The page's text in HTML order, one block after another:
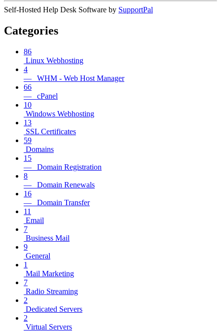
Self-Hosted Help Desk Software by SupportPal
Categories
86
Linux Webhosting
4
— WHM - Web Host Manager
66
— cPanel
10
Windows Webhosting
13
SSL Certificates
59
Domains
15
— Domain Registration
8
— Domain Renewals
16
— Domain Transfer
11
Email
7
Business Mail
9
General
1
Mail Marketing
7
Radio Streaming
2
Dedicated Servers
2
Virtual Servers